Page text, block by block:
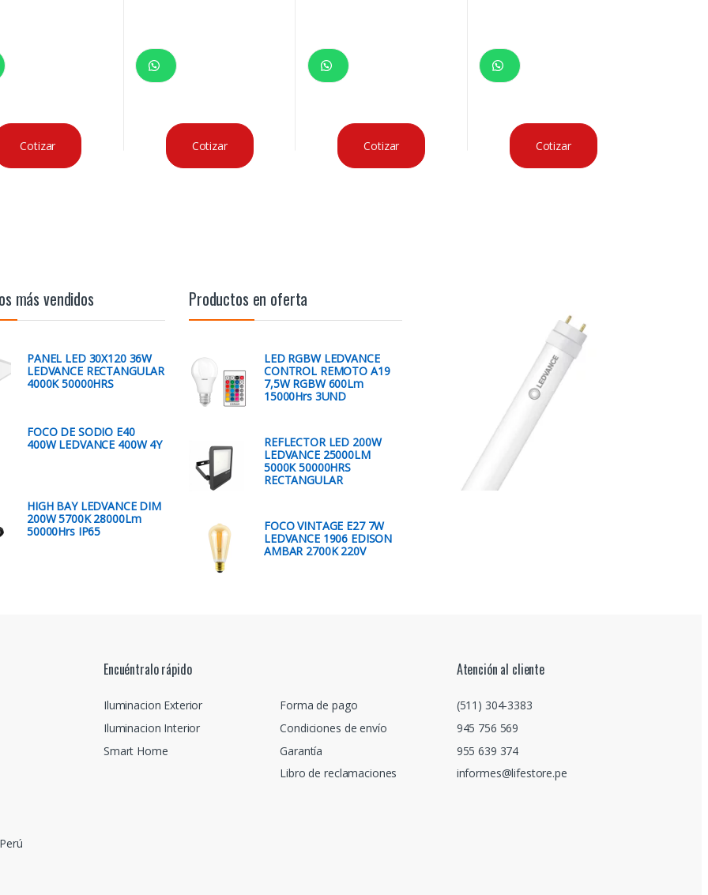
Cotizar Cotizar Cotizar Cotizar
más vendidos
PANEL LED 30X120 36W
LEDVANCE RECTANGULAR
4000K 50000HRS
FOCO DE SODIO E40
400W LEDVANCE 400W 4Y
HIGH BAY LEDVANCE DIM
200W 5700K 28000Lm
50000Hrs IP65
Productos en oferta
LED RGBW LEDVANCE
CONTROL REMOTO A19
7,5W RGBW 600Lm
15000Hrs 3UND
REFLECTOR LED 200W
LEDVANCE 25000LM
5000K 50000HRS
RECTANGULAR
FOCO VINTAGE E27 7W
LEDVANCE 1906 EDISON
AMBAR 2700K 220V
Encuéntralo rápido
Iluminacion Exterior
Iluminacion Interior
Smart Home
Forma de pago
Condiciones de envío
Garantía
Libro de reclamaciones
Atención al cliente
(511) 304-3383
945 756 569
955 639 374
informes@lifestore.pe